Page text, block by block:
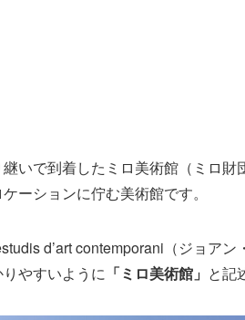
いで到着したミロ美術館（ミロ
ーションに佇む美術館です。
d’art contemporani（ジョア
やすいように 「ミロ美術館」 と記